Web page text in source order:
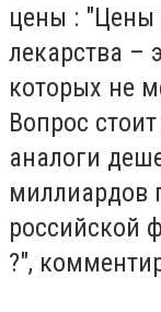
цены : "Цены
лекарства –
которых не
Вопрос
аналоги
миллиардов
российской
?",